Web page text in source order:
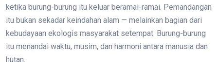
ketika burung-burung itu keluar beramai-ramai. Pemandangan
itu bukan sekadar keindahan alam — melainkan bagian dari
kebudayaan ekologis masyarakat setempat. Burung-burung
itu menandai waktu, musim, dan harmoni antara manusia dan
hutan.